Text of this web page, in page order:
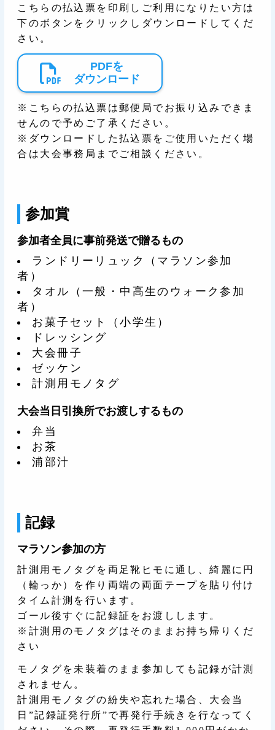
こちらの払込票を印刷しご利用になりたい方は
下のボタンをクリックしダウンロードしてくだ
さい。
PDFを
ダウンロード
※こちらの払込票は郵便局でお振り込みできま
せんので予めご了承ください。
※ダウンロードした払込票をご使用いただく場
合は大会事務局までご相談ください。
参加賞
参加者全員に事前発送で贈るもの
ランドリーリュック（マラソン参加
者）
タオル（一般・中高生のウォーク参加
者）
お菓子セット（小学生）
ドレッシング
大会冊子
ゼッケン
計測用モノタグ
大会当日引換所でお渡しするもの
弁当
お茶
浦部汁
記録
マラソン参加の方
計測用モノタグを両足靴ヒモに通し、綺麗に円
（輪っか）を作り両端の両面テープを貼り付け
タイム計測を行います。
ゴール後すぐに記録証をお渡しします。
※計測用のモノタグはそのままお持ち帰りくだ
さい
モノタグを未装着のまま参加しても記録が計測
されません。
計測用モノタグの紛失や忘れた場合、大会当
日”記録証発行所”で再発行手続きを行なってく